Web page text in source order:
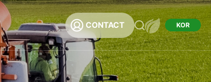
CONTACT KOR